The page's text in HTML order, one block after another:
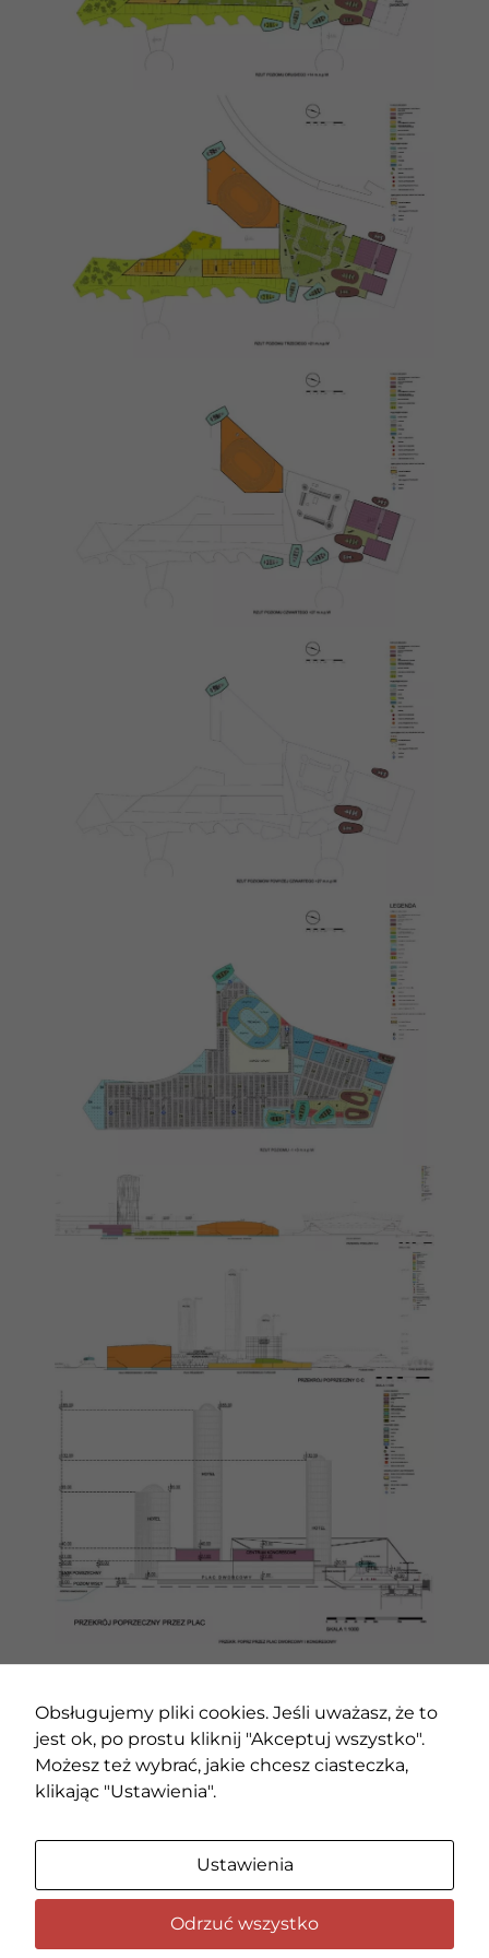
Obsługujemy pliki cookies. Jeśli uważasz, że to
jest ok, po prostu kliknij "Akceptuj wszystko".
Możesz też wybrać, jakie chcesz ciasteczka,
klikając "Ustawienia".
Ustawienia
Odrzuć wszystko
strona jest
używana.
Doświadczenie
Aby nasza strona
najlepiej podczas
twojego
przejścia na nią.
Jeśli odrzucisz te
pliki cookie,
niektóre funkcje
znikną ze strony
zainteresowania i
zachowania
podczas
odwiedzania naszej
strony, zwiększasz
szansę na
spersonalizowanych